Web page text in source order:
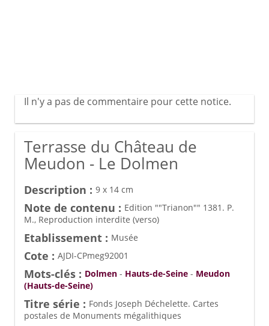
Il n'y a pas de commentaire pour cette notice.
Terrasse du Château de
Meudon - Le Dolmen
Description : 9 x 14 cm
Note de contenu : Edition ""Trianon"" 1381. P.
M., Reproduction interdite (verso)
Etablissement : Musée
Cote : AJDI-CPmeg92001
Mots-clés : Dolmen - Hauts-de-Seine - Meudon
(Hauts-de-Seine)
Titre série : Fonds Joseph Déchelette. Cartes
postales de Monuments mégalithiques